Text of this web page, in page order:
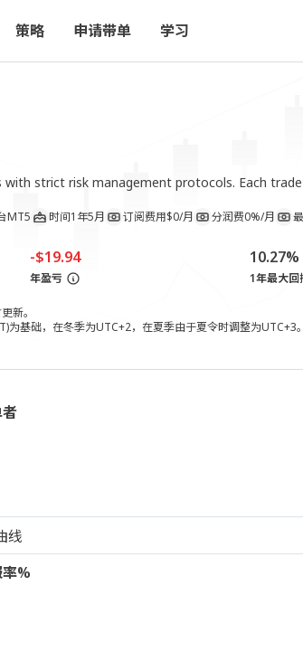
策略 申请带单 学习
strict risk management protocols. Each
MT5 时间1年5月 订阅费用$0/月 分润费0%/月
-$19.94
年盈亏
10.27%
1年最大回
新。
为基础，在冬季为UTC+2，在夏季由于夏令时调整为UTC+3。
线
%